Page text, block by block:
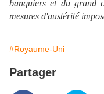
banquiers et du grand
mesures d'austérité
#Royaume-Uni
Partager